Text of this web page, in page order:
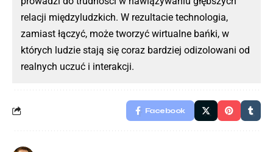
relacji międzyludzkich. W rezultacie technologia,
zamiast łączyć, może tworzyć wirtualne bańki, w
których ludzie stają się coraz bardziej odizolowani od
realnych uczuć i interakcji.
Facebook